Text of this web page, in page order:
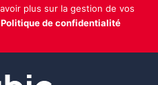
plus sur la gestion de vos
Politique de confidentialité